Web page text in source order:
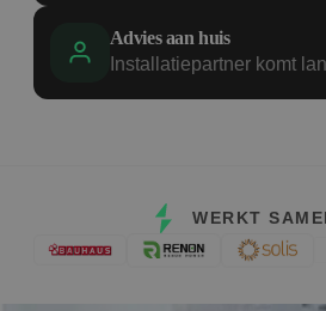
Advies aan huis
Installatiepartner komt
WERKT